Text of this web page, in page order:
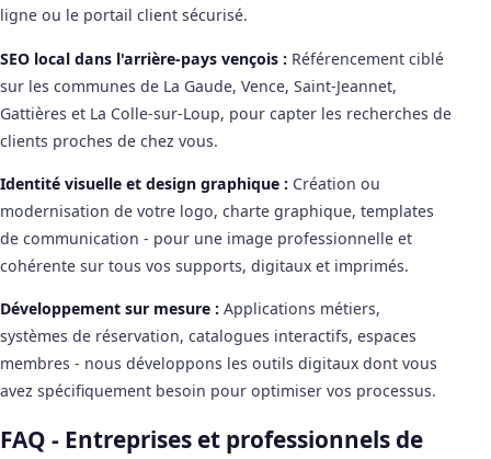
ligne ou le portail client sécurisé.
SEO local dans l'arrière-pays vençois : Référencement ciblé
sur les communes de La Gaude, Vence, Saint-Jeannet,
Gattières et La Colle-sur-Loup, pour capter les recherches de
clients proches de chez vous.
Identité visuelle et design graphique : Création ou
modernisation de votre logo, charte graphique, templates
de communication - pour une image professionnelle et
cohérente sur tous vos supports, digitaux et imprimés.
Développement sur mesure : Applications métiers,
systèmes de réservation, catalogues interactifs, espaces
membres - nous développons les outils digitaux dont vous
avez spécifiquement besoin pour optimiser vos processus.
FAQ - Entreprises et professionnels de